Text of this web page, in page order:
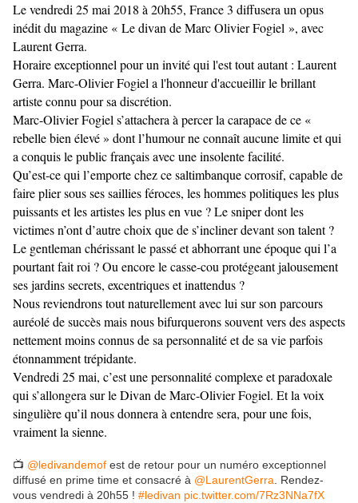
Le vendredi 25 mai 2018 à 20h55, France 3 diffusera un opus
inédit du magazine « Le divan de Marc Olivier Fogiel », avec
Laurent Gerra.
Horaire exceptionnel pour un invité qui l'est tout autant : Laurent
Gerra. Marc-Olivier Fogiel a l'honneur d'accueillir le brillant
artiste connu pour sa discrétion.
Marc-Olivier Fogiel s’attachera à percer la carapace de ce «
rebelle bien élevé » dont l’humour ne connaît aucune limite et qui
a conquis le public français avec une insolente facilité.
Qu’est-ce qui l’emporte chez ce saltimbanque corrosif, capable de
faire plier sous ses saillies féroces, les hommes politiques les plus
puissants et les artistes les plus en vue ? Le sniper dont les
victimes n’ont d’autre choix que de s’incliner devant son talent ?
Le gentleman chérissant le passé et abhorrant une époque qui l’a
pourtant fait roi ? Ou encore le casse-cou protégeant jalousement
ses jardins secrets, excentriques et inattendus ?
Nous reviendrons tout naturellement avec lui sur son parcours
auréolé de succès mais nous bifurquerons souvent vers des aspects
nettement moins connus de sa personnalité et de sa vie parfois
étonnamment trépidante.
Vendredi 25 mai, c’est une personnalité complexe et paradoxale
qui s’allongera sur le Divan de Marc-Olivier Fogiel. Et la voix
singulière qu’il nous donnera à entendre sera, pour une fois,
vraiment la sienne.
📺 @ledivandemof est de retour pour un numéro exceptionnel
diffusé en prime time et consacré à @LaurentGerra . Rendez-
vous vendredi à 20h55 ! #ledivan pic.twitter.com/7Rz3NNa7fX